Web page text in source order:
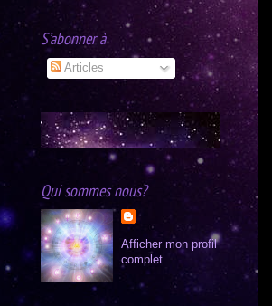
S’abonner à
Articles
Qui sommes nous?
Afficher mon profil
complet